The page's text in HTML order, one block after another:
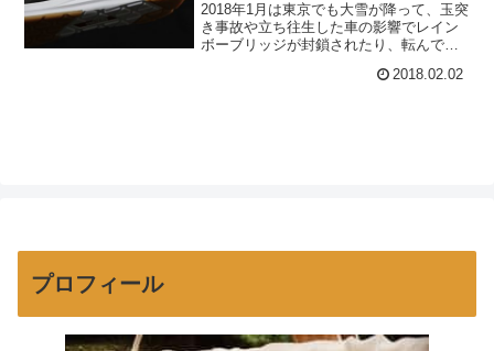
2018年1月は東京でも大雪が降って、玉突
き事故や立ち往生した車の影響でレイン
ボーブリッジが封鎖されたり、転んでけ
い。参考記事（外部リンク）：４年ぶり
2018.02.02
プロフィール